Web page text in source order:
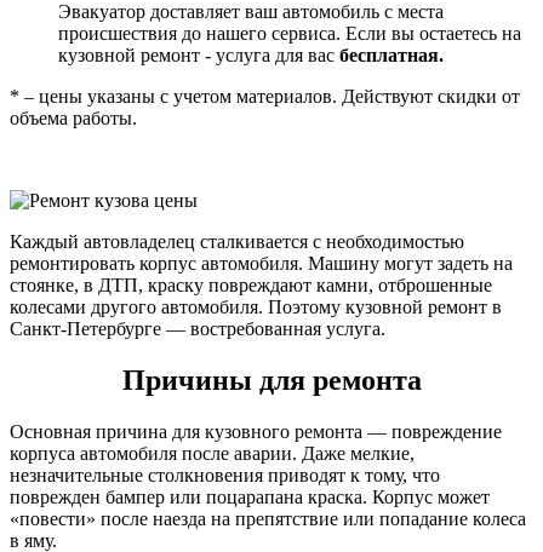
Эвакуатор доставляет ваш автомобиль с места
происшествия до нашего сервиса. Если вы остаетесь на
кузовной ремонт - услуга для вас бесплатная.
* – цены указаны с учетом материалов. Действуют скидки от
объема работы.
Каждый автовладелец сталкивается с необходимостью
ремонтировать корпус автомобиля. Машину могут задеть на
стоянке, в ДТП, краску повреждают камни, отброшенные
колесами другого автомобиля. Поэтому кузовной ремонт в
Санкт-Петербурге — востребованная услуга.
Причины для ремонта
Основная причина для кузовного ремонта — повреждение
корпуса автомобиля после аварии. Даже мелкие,
незначительные столкновения приводят к тому, что
поврежден бампер или поцарапана краска. Корпус может
«повести» после наезда на препятствие или попадание колеса
в яму.